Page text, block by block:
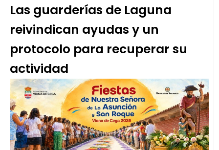
Las guarderías de Laguna
reivindican ayudas y un
protocolo para recuperar su
actividad